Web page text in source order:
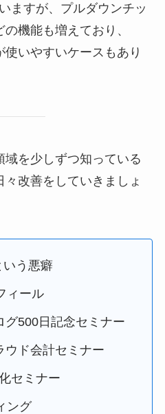
ますが、プルダウンチッ
機能も増えており、
いやすいケースもあり
域を少しずつ知っている
改善をしていきましょ
いう悪癖
ィール
500日記念セミナー
ド会計セミナー
セミナー
ング